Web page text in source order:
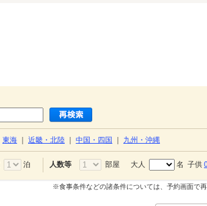
東海 近畿・北陸 中国・四国 九州・沖縄
泊 人数等 部屋 大人 名 子供
※食事条件などの諸条件については、予約画面で再